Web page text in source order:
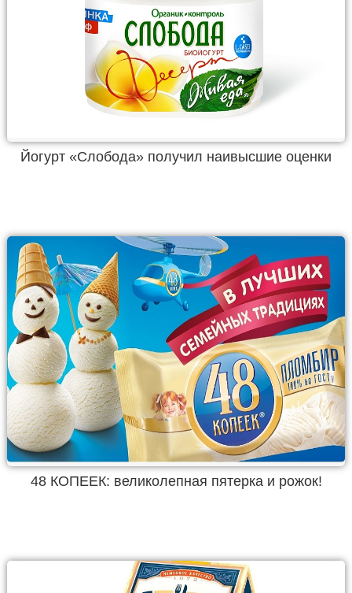
Йогурт «Слобода» получил наивысшие оценки
48 КОПЕЕК: великолепная пятерка и рожок!